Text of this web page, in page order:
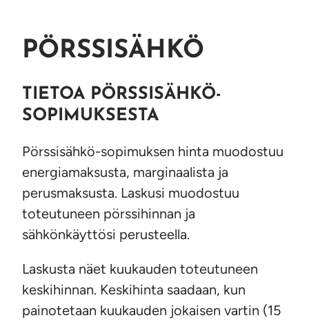
PÖRSSISÄHKÖ
TIETOA PÖRSSI­SÄHKÖ­
SOPIMUKSESTA
Pörssisähkö-sopimuksen hinta muodostuu
energiamaksusta, marginaalista ja
perusmaksusta. Laskusi muodostuu
toteutuneen pörssihinnan ja
sähkönkäyttösi perusteella.
Laskusta näet kuukauden toteutuneen
keskihinnan. Keskihinta saadaan, kun
painotetaan kuukauden jokaisen vartin (15